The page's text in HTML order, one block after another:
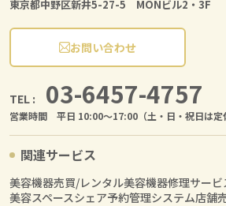
東京都中野区新井5-27-5 MONビル2・3F
お問い合わせ
TEL : 03-6457-4757
営業時間 平日 10:00〜17:00（土・日・祝日は定
関連サービス
美容機器売買/レンタル美容機器修理サービ
美容スペースシェア予約管理システム店舗